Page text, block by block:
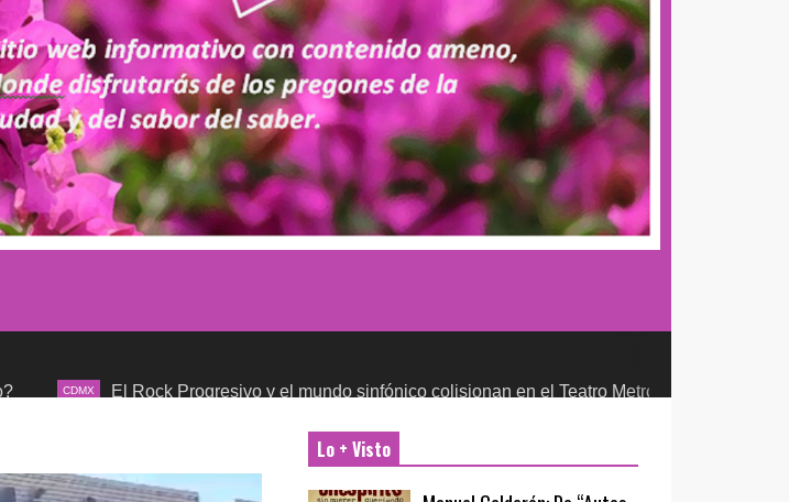
El Rock Progresivo y el mundo sinfónico colisionan en el Teatro Metropólitan
Lo + Visto